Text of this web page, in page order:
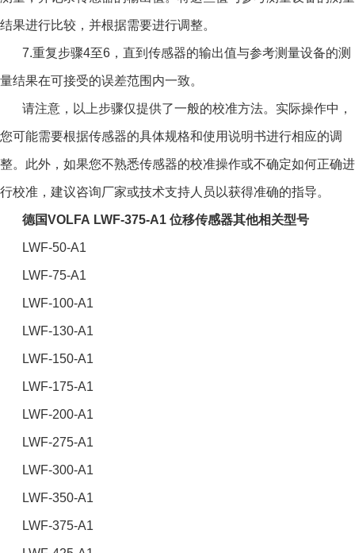
结果进行比较，并根据需要进行调整。
7.重复步骤4至6，直到传感器的输出值与参考测量设备的测
量结果在可接受的误差范围内一致。
请注意，以上步骤仅提供了一般的校准方法。实际操作中，
您可能需要根据传感器的具体规格和使用说明书进行相应的调
整。此外，如果您不熟悉传感器的校准操作或不确定如何正确进
行校准，建议咨询厂家或技术支持人员以获得准确的指导。
德国VOLFA LWF-375-A1 位移传感器其他相关型号
LWF-50-A1
LWF-75-A1
LWF-100-A1
LWF-130-A1
LWF-150-A1
LWF-175-A1
LWF-200-A1
LWF-275-A1
LWF-300-A1
LWF-350-A1
LWF-375-A1